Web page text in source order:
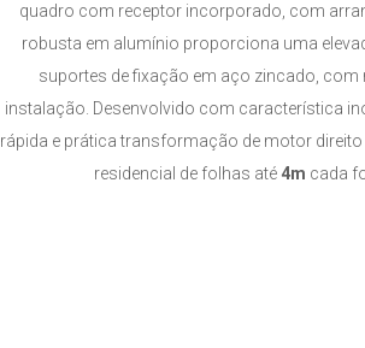
quadro com receptor incorporado, com
robusta em alumínio proporciona uma
suportes de fixação em aço zincado,
instalação. Desenvolvido com característica
rápida e prática transformação de motor
residencial de folhas até 4m cada